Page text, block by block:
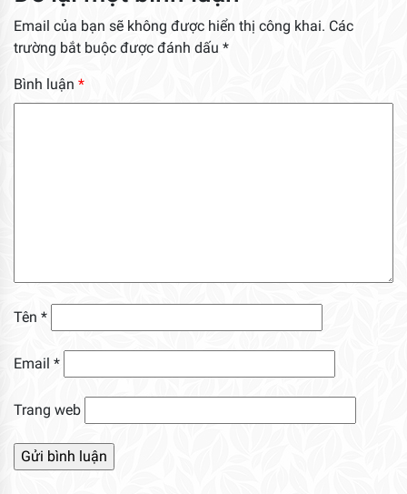
Email của bạn sẽ không được hiển thị công khai. Các
trường bắt buộc được đánh dấu *
Bình luận *
Tên *
Email *
Trang web